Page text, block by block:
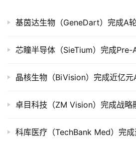
并
购
组
公
上
基茵达生物（GeneDart）完成A
芯瞳半导体（SieTium）完成Pre-
晶核生物（BiVision）完成近亿元
卓目科技（ZM Vision）完成战略
科库医疗（TechBank Med）完